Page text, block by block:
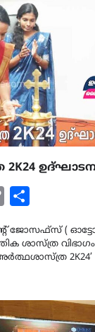
Copy
ജോസഫ്സ് (
ശാസ്ത്ര വിഭാഗം
2K24’